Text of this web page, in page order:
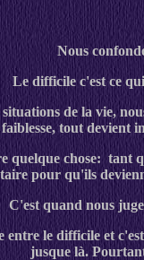
Nous
Le difficile c'est ce
de la vie,
tout devient
quelque chose: tant
pour qu'ils
C'est quand nous
entre le difficile et
jusque là.